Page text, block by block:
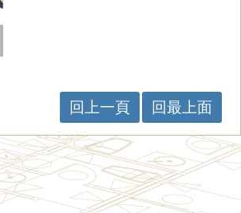
回上一頁 回最上面